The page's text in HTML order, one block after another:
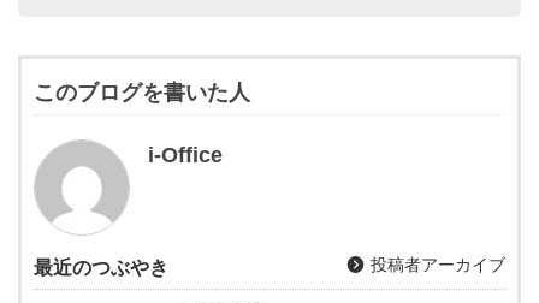
このブログを書いた人
i-Office
最近のつぶやき 投稿者アーカイブ